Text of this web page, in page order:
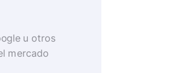
u otros
mercado